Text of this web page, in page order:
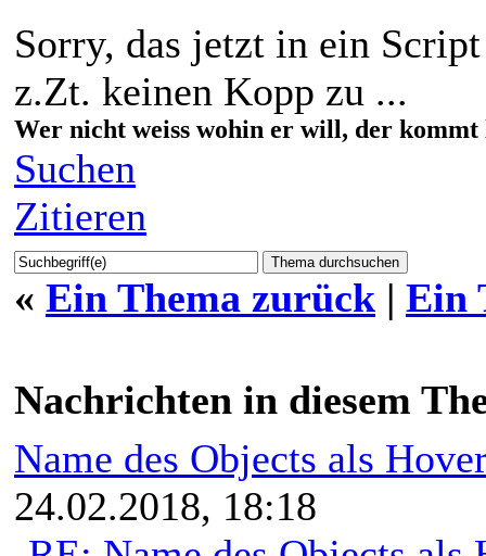
Sorry, das jetzt in ein
z.Zt. keinen Kopp zu ...
Wer nicht weiss wohin er will, der kommt
Suchen
Zitieren
« Ein Thema zurück | Ein
Nachrichten in diesem
Name des Objects als
24.02.2018, 18:18